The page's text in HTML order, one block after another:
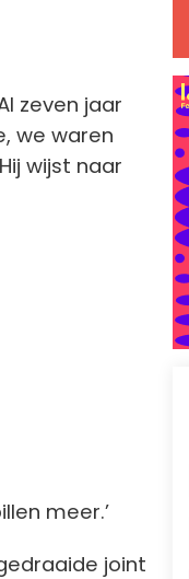
zeven jaar
we waren
wijst naar
meer.’
joint